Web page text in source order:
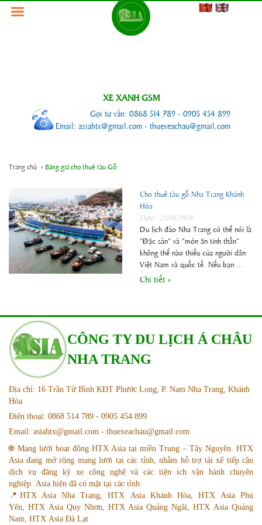
XE XANH GSM
Gọi tư vấn: 0868 514 789 - 0905 454 899
Email: asiahtx@gmail.com - thuexeachau@gmail.com
Trang chủ »Bảng giá cho thuê tàu Gỗ
Cho thuê tàu gỗ Nha Trang Khánh
Hòa
Date - 23/01/2024
Du lịch đảo Nha Trang có thể nói là
"Đặc sản" và "món ăn tinh thần"
không thể nào thiếu của người dân
Việt Nam và quốc tế. Nếu bạn ...
Chi tiết »
CÔNG TY DU LỊCH Á CHÂU
NHA TRANG
Địa chỉ: 16 Trần Tử Bình KĐT Phước Long, P. Nam Nha Trang, Khánh
Hòa
Điện thoại: 0868 514 789 - 0905 454 899
Email: asiahtx@gmail.com - thuexeachau@gmail.com
🌐 Mạng lưới hoạt động HTX Asia tại miền Trung – Tây Nguyên. HTX
Asia đang mở rộng mạng lưới tại các tỉnh, nhằm hỗ trợ tài xế tiếp cận
dịch vụ đăng ký xe công nghệ và các tiện ích vận hành chuyên
nghiệp. Asia hiện đã có mặt tại các tỉnh:
📍HTX Asia Nha Trang, HTX Asia Khánh Hòa, HTX Asia Phú
Yên, HTX Asia Quy Nhơn, HTX Asia Quảng Ngãi, HTX Asia Quảng
Nam, HTX Asia Đà Lạt